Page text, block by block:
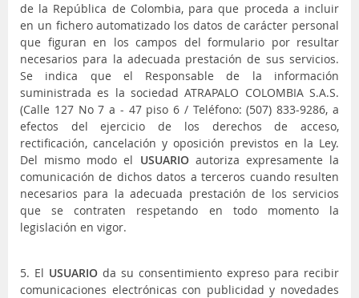
de la República de Colombia, para que proceda a incluir
en un fichero automatizado los datos de carácter personal
que figuran en los campos del formulario por resultar
necesarios para la adecuada prestación de sus servicios.
Se indica que el Responsable de la información
suministrada es la sociedad ATRAPALO COLOMBIA S.A.S.
(Calle 127 No 7 a - 47 piso 6 / Teléfono: (507) 833-9286, a
efectos del ejercicio de los derechos de acceso,
rectificación, cancelación y oposición previstos en la Ley.
Del mismo modo el USUARIOautoriza expresamente la
comunicación de dichos datos a terceros cuando resulten
necesarios para la adecuada prestación de los servicios
que se contraten respetando en todo momento la
legislación en vigor.
5. El USUARIO da su consentimiento expreso para recibir
comunicaciones electrónicas con publicidad y novedades